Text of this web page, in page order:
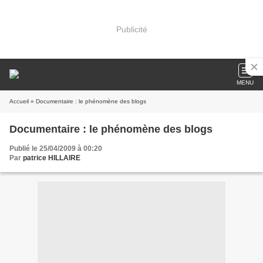
Publicité
MENU
Accueil » Documentaire : le phénomène des blogs
Documentaire : le phénomène des blogs
Publié le 25/04/2009 à 00:20
Par patrice HILLAIRE